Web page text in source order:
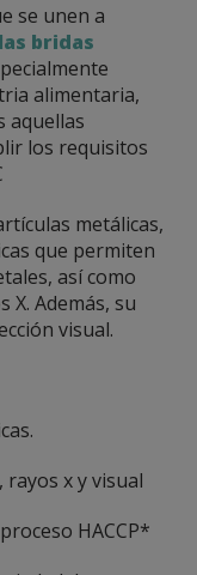
se unen a
las bridas
alimentaria,
aquellas
los requisitos
metálicas,
que permiten
así como
X. Además, su
visual.
x y visual
HACCP*